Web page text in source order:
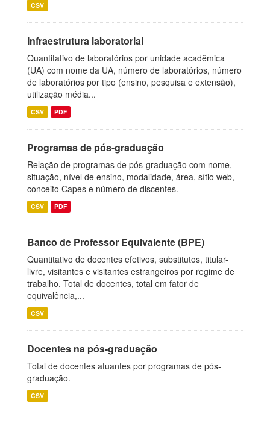
CSV
Infraestrutura laboratorial
Quantitativo de laboratórios por unidade acadêmica
(UA) com nome da UA, número de laboratórios, número
de laboratórios por tipo (ensino, pesquisa e extensão),
utilização média...
CSV PDF
Programas de pós-graduação
Relação de programas de pós-graduação com nome,
situação, nível de ensino, modalidade, área, sítio web,
conceito Capes e número de discentes.
CSV PDF
Banco de Professor Equivalente (BPE)
Quantitativo de docentes efetivos, substitutos, titular-
livre, visitantes e visitantes estrangeiros por regime de
trabalho. Total de docentes, total em fator de
equivalência,...
CSV
Docentes na pós-graduação
Total de docentes atuantes por programas de pós-
graduação.
CSV